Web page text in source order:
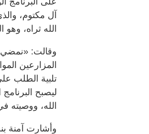
آل مكتوم،
الله ثراه،
وقالت: «نمضي
المزارعين
تلبية الطلب
ليصبح
الله، ووصيته
وأشارت آمنة